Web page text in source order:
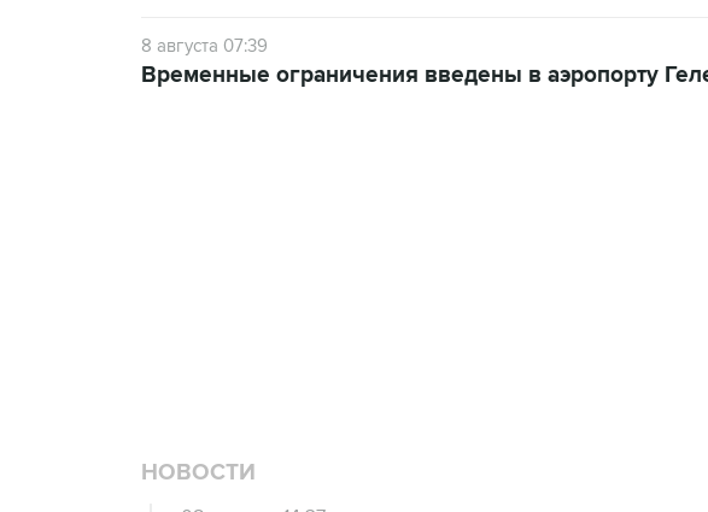
8 августа 07:39
Временные ограничения введены в аэропорту
НОВОСТИ